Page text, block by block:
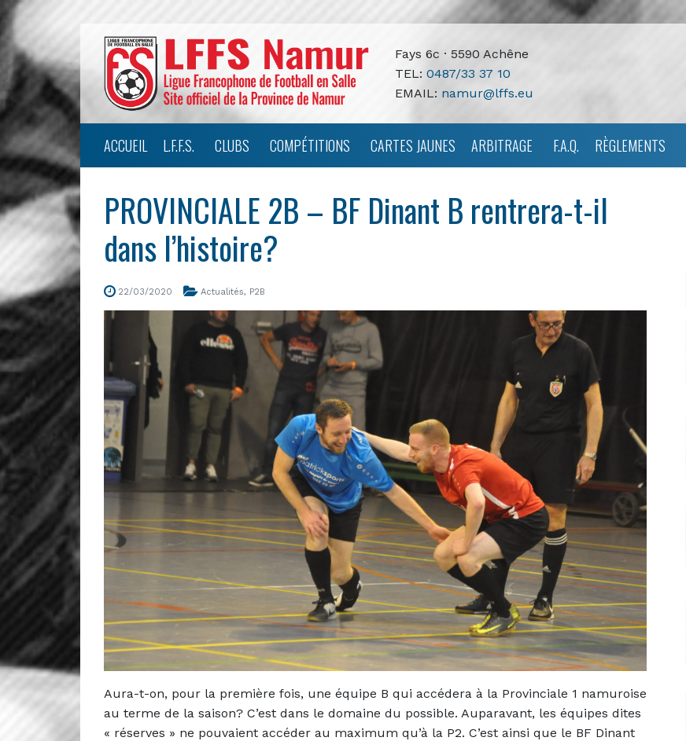
Fays 6c · 5590 Achêne
TEL: 0487/33 37 10
EMAIL: namur@lffs.eu
ACCUEIL L.F.F.S. CLUBS COMPÉTITIONS CARTES JAUNES ARBITRAGE F.A.Q. RÈGLEMENTS
PROVINCIALE 2B – BF Dinant B rentrera-t-il
dans l’histoire?
22/03/2020 Actualités, P2B
Aura-t-on, pour la première fois, une équipe B qui accédera à la Provinciale 1 namuroise
au terme de la saison? C’est dans le domaine du possible. Auparavant, les équipes dites
« réserves » ne pouvaient accéder au maximum qu’à la P2. C’est ainsi que le BF Dinant